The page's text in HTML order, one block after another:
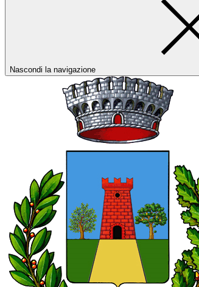
Nascondi la navigazione